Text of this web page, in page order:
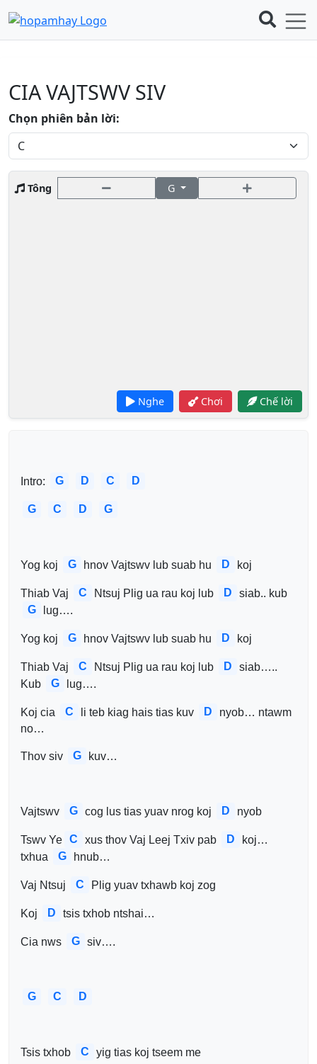
CIA VAJTSWV SIV
Chọn phiên bản lời:
Tông G
Nghe Chơi Chế lời
Intro: G D C D
G C D G
Yog koj G hnov Vajtswv lub suab hu D koj
Thiab Vaj C Ntsuj Plig ua rau koj lub D
siab.. kub
G
lug….
Yog koj G hnov Vajtswv lub suab hu D koj
Thiab Vaj C Ntsuj Plig ua rau koj lub D
siab…..
Kub
G lug….
Koj cia C li teb kiag hais tias kuv D
nyob… ntawm
no…
Thov siv G kuv…
Vajtswv G cog lus tias yuav nrog koj D nyob
Tswv Ye C xus thov Vaj Leej Txiv pab D
koj…
txhua
G hnub…
Vaj Ntsuj C Plig yuav txhawb koj zog
Koj D tsis txhob ntshai…
Cia nws G siv….
G C D
Tsis txhob C yig tias koj tseem me